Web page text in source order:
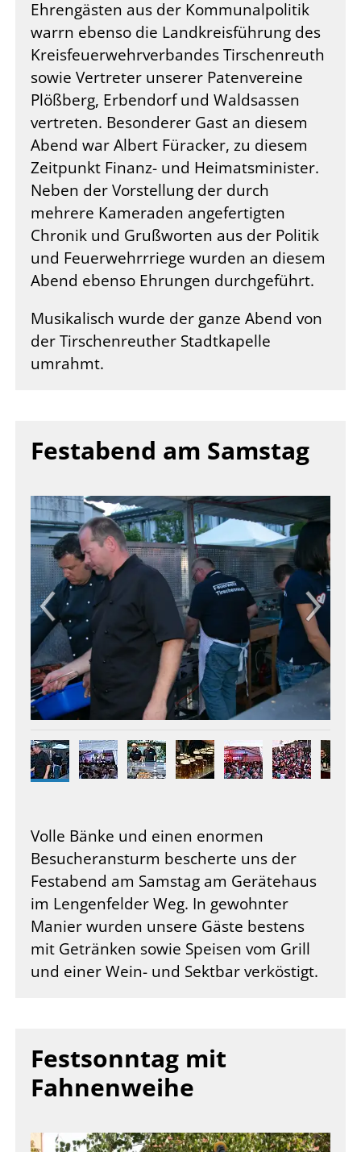
Ehrengästen aus der Kommunalpolitik
warrn ebenso die Landkreisführung des
Kreisfeuerwehrverbandes Tirschenreuth
sowie Vertreter unserer Patenvereine
Plößberg, Erbendorf und Waldsassen
vertreten. Besonderer Gast an diesem
Abend war Albert Füracker, zu diesem
Zeitpunkt Finanz- und Heimatsminister.
Neben der Vorstellung der durch
mehrere Kameraden angefertigten
Chronik und Grußworten aus der Politik
und Feuerwehrrriege wurden an diesem
Abend ebenso Ehrungen durchgeführt.
Musikalisch wurde der ganze Abend von
der Tirschenreuther Stadtkapelle
umrahmt.
Festabend am Samstag
Volle Bänke und einen enormen
Besucheransturm bescherte uns der
Festabend am Samstag am Gerätehaus
im Lengenfelder Weg. In gewohnter
Manier wurden unsere Gäste bestens
mit Getränken sowie Speisen vom Grill
und einer Wein- und Sektbar verköstigt.
Festsonntag mit
Fahnenweihe